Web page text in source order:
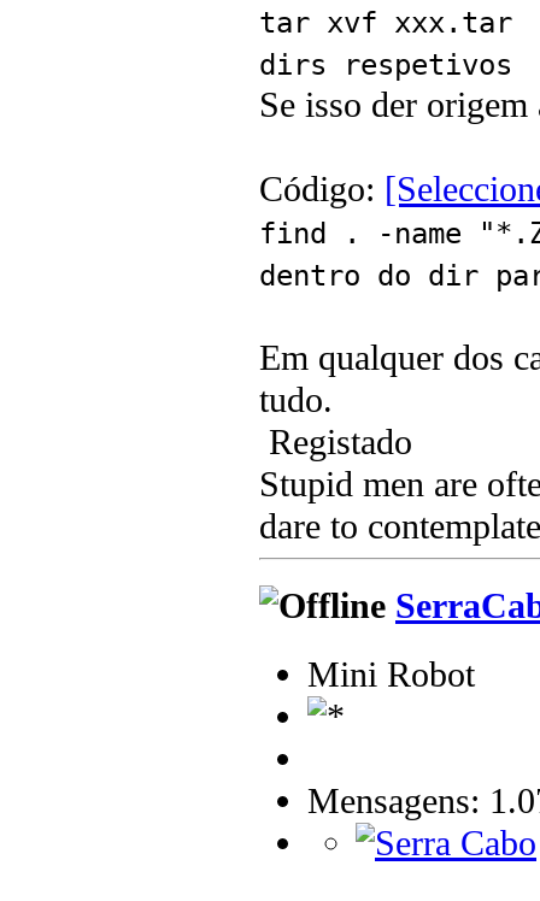
tar xvf
dirs respetivos
Se isso der
Código:
find . -name
dentro do dir
Em qualquer dos
tudo.
Registado
Stupid men are
dare to
Mini Robot
Mensagens: